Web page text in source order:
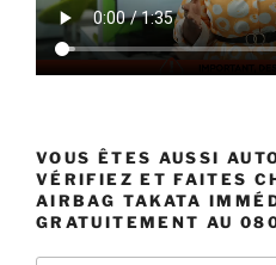
VOUS ÊTES AUSSI
VÉRIFIEZ ET FAITES
AIRBAG TAKATA
GRATUITEMENT AU